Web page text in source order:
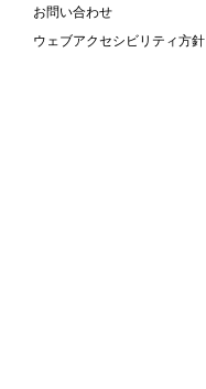
お問い合わせ
ウェブアクセシビリティ方針